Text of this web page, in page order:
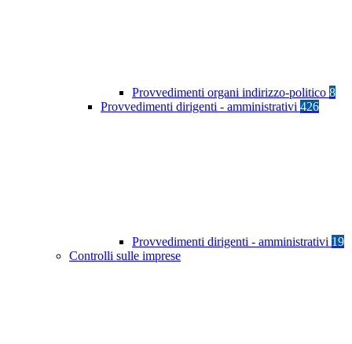
Provvedimenti organi indirizzo-politico 8
Provvedimenti dirigenti - amministrativi 426
Provvedimenti dirigenti - amministrativi 19
Controlli sulle imprese